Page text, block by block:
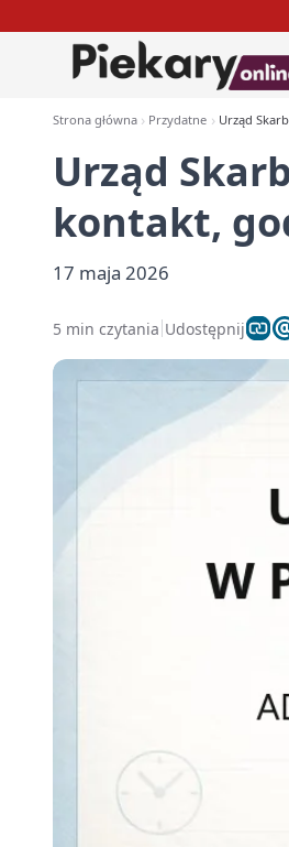
Strona główna Przydatne Urząd
Urząd
kontakt,
17 maja 2026
5 min czytania Udostępnij